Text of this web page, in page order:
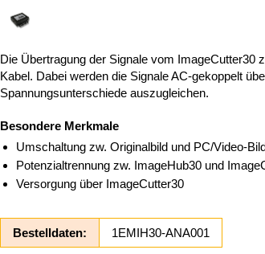
Die Übertragung der Signale vom ImageCutter30
Kabel. Dabei werden die Signale AC-gekoppelt
Spannungsunterschiede auszugleichen.
Besondere Merkmale
Umschaltung zw. Originalbild und PC/Video-
Potenzialtrennung zw. ImageHub30 und
Versorgung über ImageCutter30
Bestelldaten: 1EMIH30-ANA001